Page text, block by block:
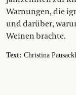
Warnungen, die
und darüber,
Weinen brachte.
Text: Christina Pausackl